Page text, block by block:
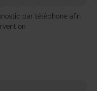
par téléphone afin